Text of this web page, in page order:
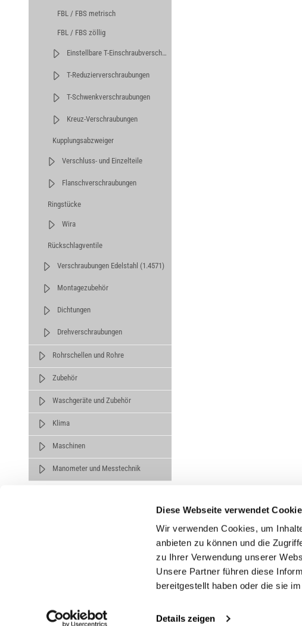
Diese Webseite verwendet
Wir verwenden Cookies, um
anbieten zu können und die
zu Ihrer Verwendung unserer
Unsere Partner führen diese
bereitgestellt haben oder die sie
Details zeigen
FBL / FBS metrisch
FBL / FBS zöllig
Einstellbare T-Einschraubverschraubungen
T-Reduzierverschraubungen
T-Schwenkverschraubungen
Kreuz-Verschraubungen
Kupplungsabzweiger
Verschluss- und Einzelteile
Flanschverschraubungen
Ringstücke
Wira
Rückschlagventile
Verschraubungen Edelstahl (1.4571)
Montagezubehör
Dichtungen
Drehverschraubungen
Rohrschellen und Rohre
Zubehör
Waschgeräte und Zubehör
Klima
Maschinen
Manometer und Messtechnik
Unternehmen
Über uns